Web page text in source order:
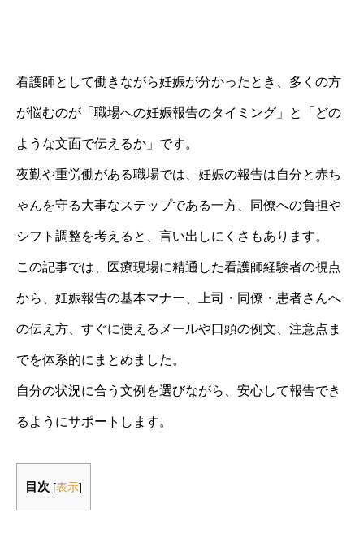
看護師として働きながら妊娠が分かったとき、多くの方
が悩むのが「職場への妊娠報告のタイミング」と「どの
ような文面で伝えるか」です。
夜勤や重労働がある職場では、妊娠の報告は自分と赤ち
ゃんを守る大事なステップである一方、同僚への負担や
シフト調整を考えると、言い出しにくさもあります。
この記事では、医療現場に精通した看護師経験者の視点
から、妊娠報告の基本マナー、上司・同僚・患者さんへ
の伝え方、すぐに使えるメールや口頭の例文、注意点ま
でを体系的にまとめました。
自分の状況に合う文例を選びながら、安心して報告でき
るようにサポートします。
目次 [表示]